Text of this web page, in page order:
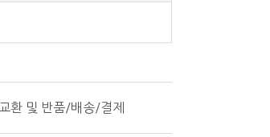
교환 및 반품/배송/결제